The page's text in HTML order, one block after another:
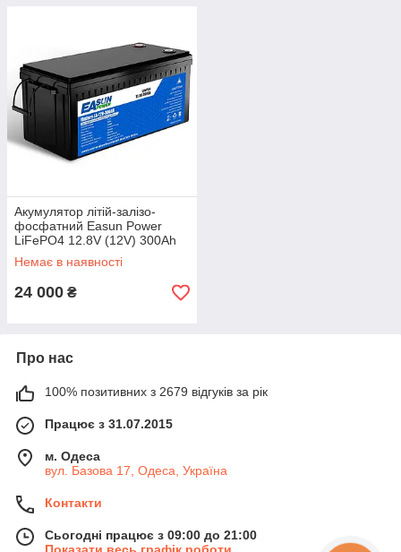
Акумулятор літій-залізо-
фосфатний Easun Power
LiFePO4 12.8V (12V) 300Ah
3840 Вт/г
Немає в наявності
24 000 ₴
Про нас
100% позитивних з 2679 відгуків за рік
Працює з 31.07.2015
м. Одеса
вул. Базова 17, Одеса, Україна
Контакти
Сьогодні працює з 09:00 до 21:00